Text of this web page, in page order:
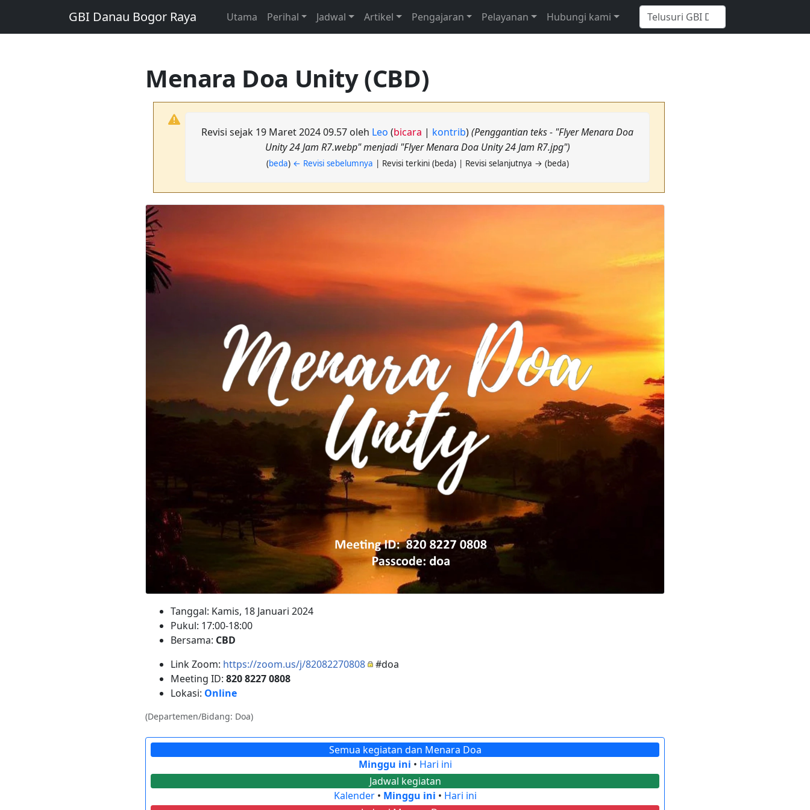
GBI Danau Bogor Raya Utama Perihal Jadwal Artikel Pengajaran Pelayanan Hubungi kami
Menara Doa Unity (CBD)
Revisi sejak 19 Maret 2024 09.57 oleh Leo (bicara | kontrib)(Penggantian teks - "Flyer Menara Doa
Unity 24 Jam R7.webp" menjadi "Flyer Menara Doa Unity 24 Jam R7.jpg")
(beda) ← Revisi sebelumnya | Revisi terkini (beda) | Revisi selanjutnya → (beda)
Tanggal: Kamis, 18 Januari 2024
Pukul: 17:00-18:00
Bersama: CBD
Link Zoom: https://zoom.us/j/82082270808 #doa
Meeting ID: 820 8227 0808
Lokasi: Online
(Departemen/Bidang: Doa)
Semua kegiatan dan Menara Doa
Minggu ini • Hari ini
Jadwal kegiatan
Kalender• Minggu ini • Hari ini